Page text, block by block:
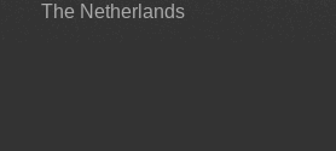
The Netherlands